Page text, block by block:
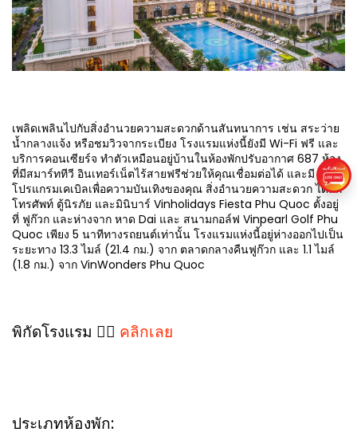
เพลิดเพลินไปกับสิ่งอำนวยความสะดวกด้านสันทนาการ เช่น สระว่าย
น้ำกลางแจ้ง หรือชมวิวจากระเบียง โรงแรมแห่งนี้ยังมี Wi-Fi ฟรี และ
บริการคอนเซียร์จ ทำตัวเหมือนอยู่บ้านในห้องพักปรับอากาศ 687 ห้อง
ที่มีสมาร์ททีวี อินเทอร์เน็ตไร้สายฟรีช่วยให้คุณเชื่อมต่อได้ และมี
โปรแกรมเคเบิลเพื่อความบันเทิงของคุณ สิ่งอำนวยความสะดวก ได้แก่
โทรศัพท์ ตู้นิรภัย และมินิบาร์ Vinholidays Fiesta Phu Quoc ตั้งอยู่
ที่ ฟูก๊วก และห่างจาก หาด Dai และ สนามกอล์ฟ Vinpearl Golf Phu
Quoc เพียง 5 นาทีทางรถยนต์เท่านั้น โรงแรมแห่งนี้อยู่ห่างออกไปเป็น
ระยะทาง 13.3 ไมล์ (21.4 กม.) จาก ตลาดกลางคืนฟูก๊วก และ 1.1 ไมล์
(1.8 กม.) จาก VinWonders Phu Quoc
พิกัดโรงแรม 👉🏻 คลิกเลย
ประเภทห้องพัก: